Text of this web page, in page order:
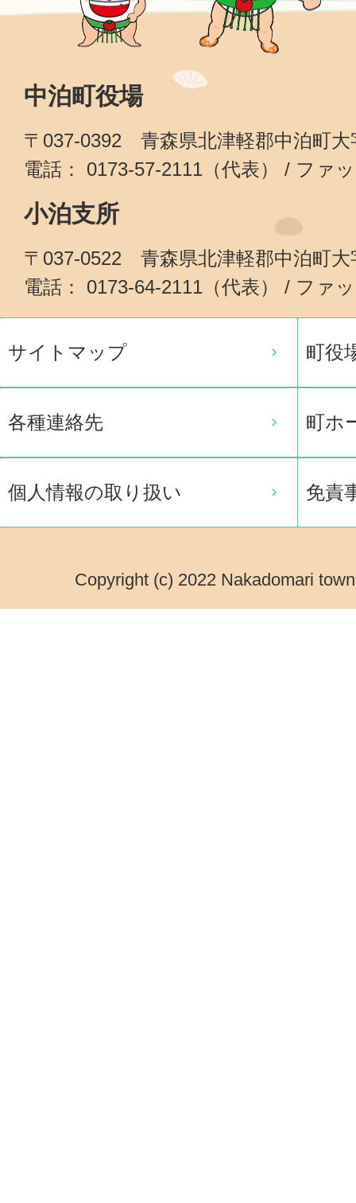
中泊町役場
〒037-0392 青森県北津軽郡中泊町大
電話： 0173-57-2111（代表） / ファ
小泊支所
〒037-0522 青森県北津軽郡中泊町大
電話： 0173-64-2111（代表） / ファ
サイトマップ 町役
各種連絡先 町ホ
個人情報の取り扱い 免責
Copyright (c) 2022 Nakadomari